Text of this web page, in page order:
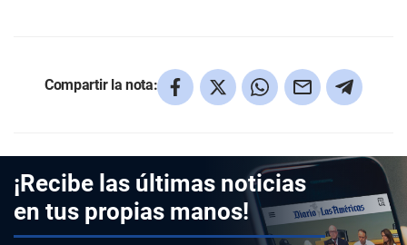
Compartir la nota:
¡Recibe las últimas noticias
en tus propias manos!